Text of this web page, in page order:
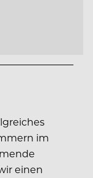
im
einen